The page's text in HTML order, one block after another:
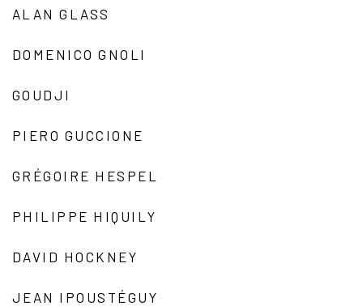
ALAN GLASS
DOMENICO GNOLI
GOUDJI
PIERO GUCCIONE
GRÉGOIRE HESPEL
PHILIPPE HIQUILY
DAVID HOCKNEY
JEAN IPOUSTÉGUY